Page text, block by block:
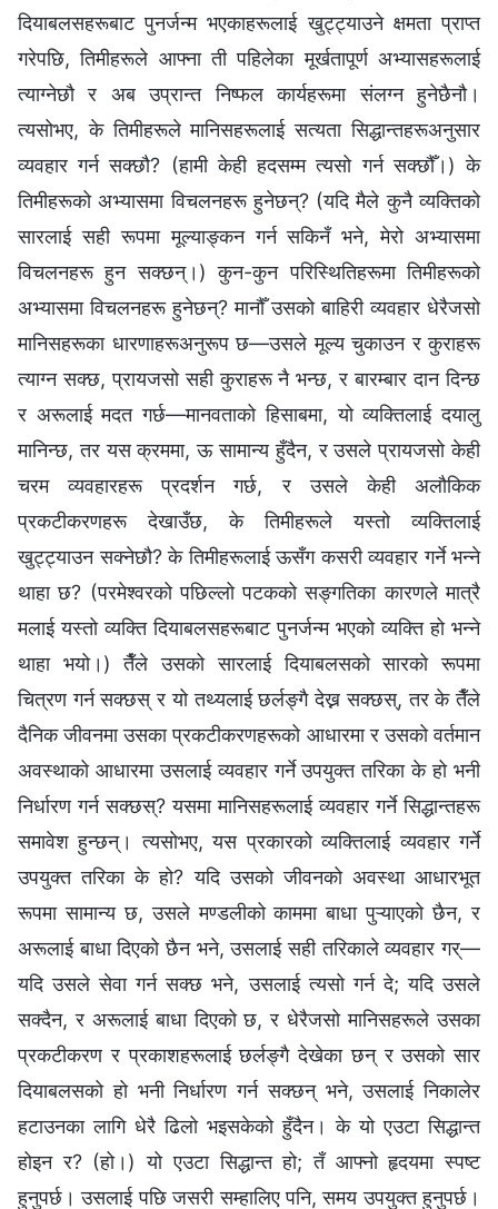
दियाबलसहरूबाट पुनर्जन्म भएकाहरूलाई खुट्ट्याउने क्षमता प्राप्त
गरेपछि, तिमीहरूले आफ्‍ना ती पहिलेका मूर्खतापूर्ण अभ्यासहरूलाई
त्याग्नेछौ र अब उप्रान्त निष्फल कार्यहरूमा संलग्न हुनेछैनौ।
त्यसोभए, के तिमीहरूले मानिसहरूलाई सत्यता सिद्धान्तहरूअनुसार
व्यवहार गर्न सक्छौ? (हामी केही हदसम्म त्यसो गर्न सक्छौँ।) के
तिमीहरूको अभ्यासमा विचलनहरू हुनेछन्? (यदि मैले कुनै व्यक्तिको
सारलाई सही रूपमा मूल्याङ्कन गर्न सकिनँ भने, मेरो अभ्यासमा
विचलनहरू हुन सक्छन्।) कुन-कुन परिस्थितिहरूमा तिमीहरूको
अभ्यासमा विचलनहरू हुनेछन्? मानौँ उसको बाहिरी व्यवहार धेरैजसो
मानिसहरूका धारणाहरूअनुरूप छ—उसले मूल्य चुकाउन र कुराहरू
त्याग्न सक्छ, प्रायजसो सही कुराहरू नै भन्छ, र बारम्बार दान दिन्छ
र अरूलाई मदत गर्छ—मानवताको हिसाबमा, यो व्यक्तिलाई दयालु
मानिन्छ, तर यस क्रममा, ऊ सामान्य हुँदैन, र उसले प्रायजसो केही
चरम व्यवहारहरू प्रदर्शन गर्छ, र उसले केही अलौकिक
प्रकटीकरणहरू देखाउँछ, के तिमीहरूले यस्तो व्यक्तिलाई
खुट्ट्याउन सक्नेछौ? के तिमीहरूलाई ऊसँग कसरी व्यवहार गर्ने भन्‍ने
थाहा छ? (परमेश्‍वरको पछिल्लो पटकको सङ्गतिका कारणले मात्रै
मलाई यस्तो व्यक्ति दियाबलसहरूबाट पुनर्जन्म भएको व्यक्ति हो भन्‍ने
थाहा भयो।) तैँले उसको सारलाई दियाबलसको सारको रूपमा
चित्रण गर्न सक्छस् र यो तथ्यलाई छर्लङ्गै देख्न सक्छस्, तर के तैँले
दैनिक जीवनमा उसका प्रकटीकरणहरूको आधारमा र उसको वर्तमान
अवस्थाको आधारमा उसलाई व्यवहार गर्ने उपयुक्त तरिका के हो भनी
निर्धारण गर्न सक्छस्? यसमा मानिसहरूलाई व्यवहार गर्ने सिद्धान्तहरू
समावेश हुन्छन्। त्यसोभए, यस प्रकारको व्यक्तिलाई व्यवहार गर्ने
उपयुक्त तरिका के हो? यदि उसको जीवनको अवस्था आधारभूत
रूपमा सामान्य छ, उसले मण्डलीको काममा बाधा पुऱ्याएको छैन, र
अरूलाई बाधा दिएको छैन भने, उसलाई सही तरिकाले व्यवहार गर्—
यदि उसले सेवा गर्न सक्छ भने, उसलाई त्यसो गर्न दे; यदि उसले
सक्दैन, र अरूलाई बाधा दिएको छ, र धेरैजसो मानिसहरूले उसका
प्रकटीकरण र प्रकाशहरूलाई छर्लङ्गै देखेका छन् र उसको सार
दियाबलसको हो भनी निर्धारण गर्न सक्छन् भने, उसलाई निकालेर
हटाउनका लागि धेरै ढिलो भइसकेको हुँदैन। के यो एउटा सिद्धान्त
होइन र? (हो।) यो एउटा सिद्धान्त हो; तँ आफ्नो हृदयमा स्पष्ट
हुनुपर्छ। उसलाई पछि जसरी सम्हालिए पनि, समय उपयुक्त हुनुपर्छ।